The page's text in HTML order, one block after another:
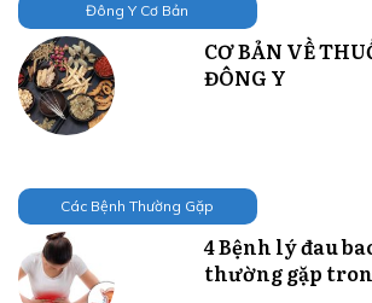
Đông Y Cơ Bản
CƠ BẢN VỀ
ĐÔNG Y
Các Bệnh Thường Gặp
4 Bệnh lý đau
thường gặp